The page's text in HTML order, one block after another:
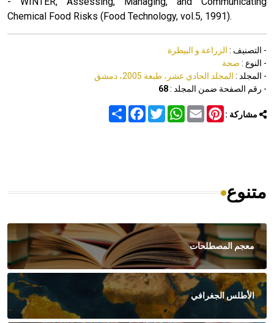
Chemical Food Risks (Food Technology, vol.5, 1991).
- التصنيف : الزراعة و البيطرة
- النوع : صحة
- المجلد : المجلد الحادي عشر، طبعة 2005، دمشق
- رقم الصفحة ضمن المجلد :68
مشاركة : Share
FacebookTwitter
WhatsAppEmail
Pinterest
متنوع
معجم المصطلحات
الأطلس الجغرافي